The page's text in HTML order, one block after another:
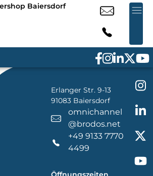
Baiersdorf
Unsere
Services vor
Zuverlässige
Reparaturen
und
persönliche
Ort
Mustershop
Baiersdorf
Erlanger Str. 9-13
91083 Baiersdorf
omnichannel
@brodos.net
+49 9133 7770
4499